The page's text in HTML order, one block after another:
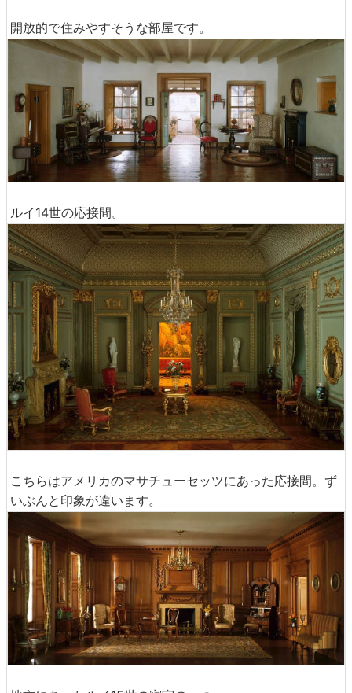
開放的で住みやすそうな部屋です。
ルイ14世の応接間。
こちらはアメリカのマサチューセッツにあった応接間。ず
いぶんと印象が違います。